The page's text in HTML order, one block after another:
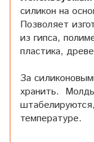
силикон на
Позволяет
из гипса,
пластика,
За
хранить.
температуре.